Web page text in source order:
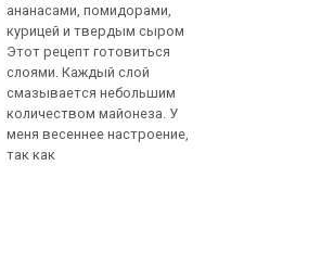
ананасами, помидорами,
курицей и твердым сыром
Этот рецепт готовиться
слоями. Каждый слой
смазывается небольшим
количеством майонеза. У
меня весеннее настроение,
так как